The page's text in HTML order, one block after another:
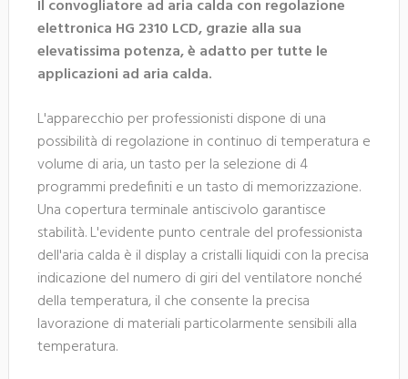
Il convogliatore ad aria calda con regolazione
elettronica HG 2310 LCD, grazie alla sua
elevatissima potenza, è adatto per tutte le
applicazioni ad aria calda.
L'apparecchio per professionisti dispone di una
possibilità di regolazione in continuo di temperatura e
volume di aria, un tasto per la selezione di 4
programmi predefiniti e un tasto di memorizzazione.
Una copertura terminale antiscivolo garantisce
stabilità. L'evidente punto centrale del professionista
dell'aria calda è il display a cristalli liquidi con la precisa
indicazione del numero di giri del ventilatore nonché
della temperatura, il che consente la precisa
lavorazione di materiali particolarmente sensibili alla
temperatura.